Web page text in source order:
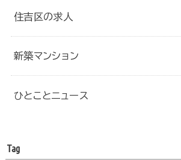
住吉区の求人
新築マンション
ひとことニュース
Tag